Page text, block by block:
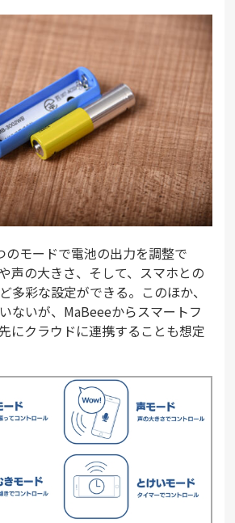
モードで電池の出力を調整で
声の大きさ、そして、スマホとの
多彩な設定ができる。このほか、
ないが、MaBeeeからスマートフ
にクラウドに連携することも想定